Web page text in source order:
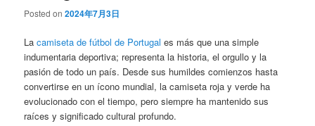
Posted on2024年7月3日
Lacamiseta de fútbol de Portugal es más que una simple
indumentaria deportiva; representa la historia, el orgullo y la
pasión de todo un país. Desde sus humildes comienzos hasta
convertirse en un ícono mundial, la camiseta roja y verde ha
evolucionado con el tiempo, pero siempre ha mantenido sus
raíces y significado cultural profundo.